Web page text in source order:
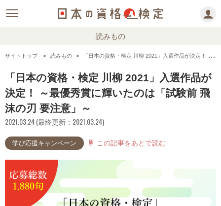
読みもの
サイトトップ 読みもの 「日本の資格・検定 川柳 2021」入選作品が決定！ ～最優秀賞に輝いたのは「試験前 飛沫の刃 要注意」～
「日本の資格・検定 川柳 2021」入選作品が
決定！ ～最優秀賞に輝いたのは「試験前 飛
沫の刃 要注意」～
2021.03.24 (最終更新：2021.03.24)
学び応援キャンペーン attach_file この記事をあとで読む